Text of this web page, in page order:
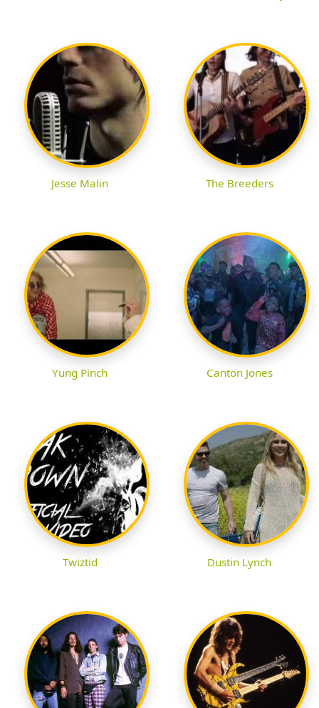
Jesse Malin The Breeders
Yung Pinch Canton Jones
Twiztid Dustin Lynch